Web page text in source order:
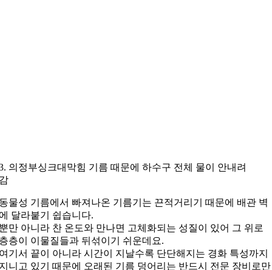
의정부싱크대막힘 기름 때문에 하수구 전체 물이 안내려
물성 기름에서 빠져나온 기름기는 끈적거리기 때문에 배관 벽
달라붙기 쉽습니다.
만 아니라 찬 온도와 만나면 고체화되는 성질이 있어 그 위로
층이 이물질들과 뒤섞이기 쉬운데요.
기서 끝이 아니라 시간이 지날수록 단단해지는 경화 특성까지
니고 있기 때문에 오래된 기름 덩어리는 반드시 전문 장비로만